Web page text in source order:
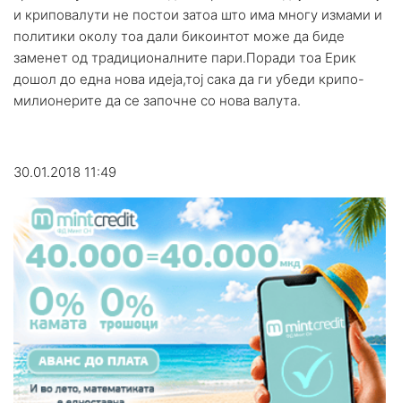
и криповалути не постои затоа што има многу измами и
политики околу тоа дали бикоинтот може да биде
заменет од традиционалните пари.Поради тоа Ерик
дошол до една нова идеја,тој сака да ги убеди крипо-
милионерите да се започне со нова валута.
30.01.2018 11:49